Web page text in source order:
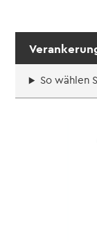
So wählen